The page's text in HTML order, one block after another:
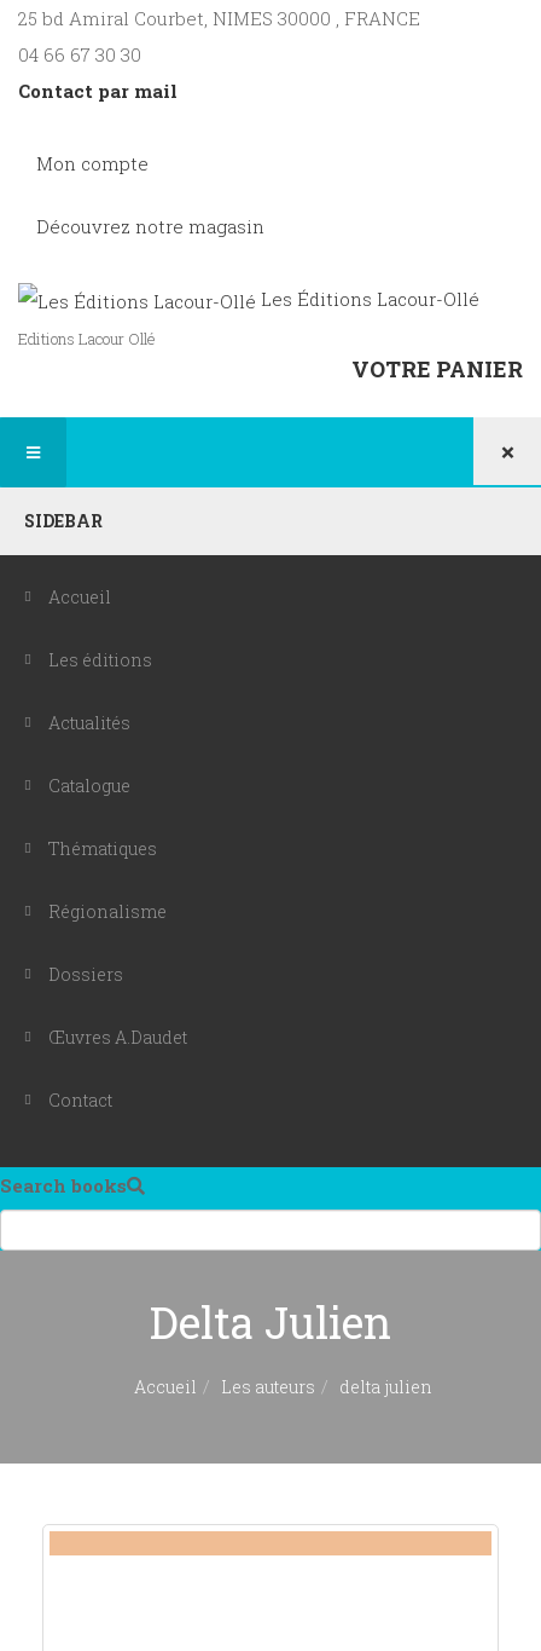
25 bd Amiral Courbet, NIMES 30000 , FRANCE
04 66 67 30 30
Contact par mail
Mon compte
Découvrez notre magasin
Les Éditions Lacour-Ollé
Editions Lacour Ollé
VOTRE PANIER
SIDEBAR
×
Accueil
Les éditions
Actualités
Catalogue
Thématiques
Régionalisme
Dossiers
Œuvres A.Daudet
Contact
Search books
Delta Julien
Accueil Les auteurs delta julien